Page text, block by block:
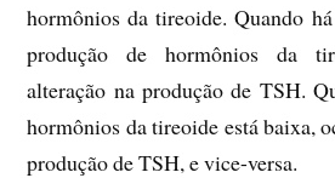
hormônios da tireoide. Quando
produção de hormônios da
alteração na produção de TSH.
hormônios da tireoide está baixa,
produção de TSH, e vice-versa.